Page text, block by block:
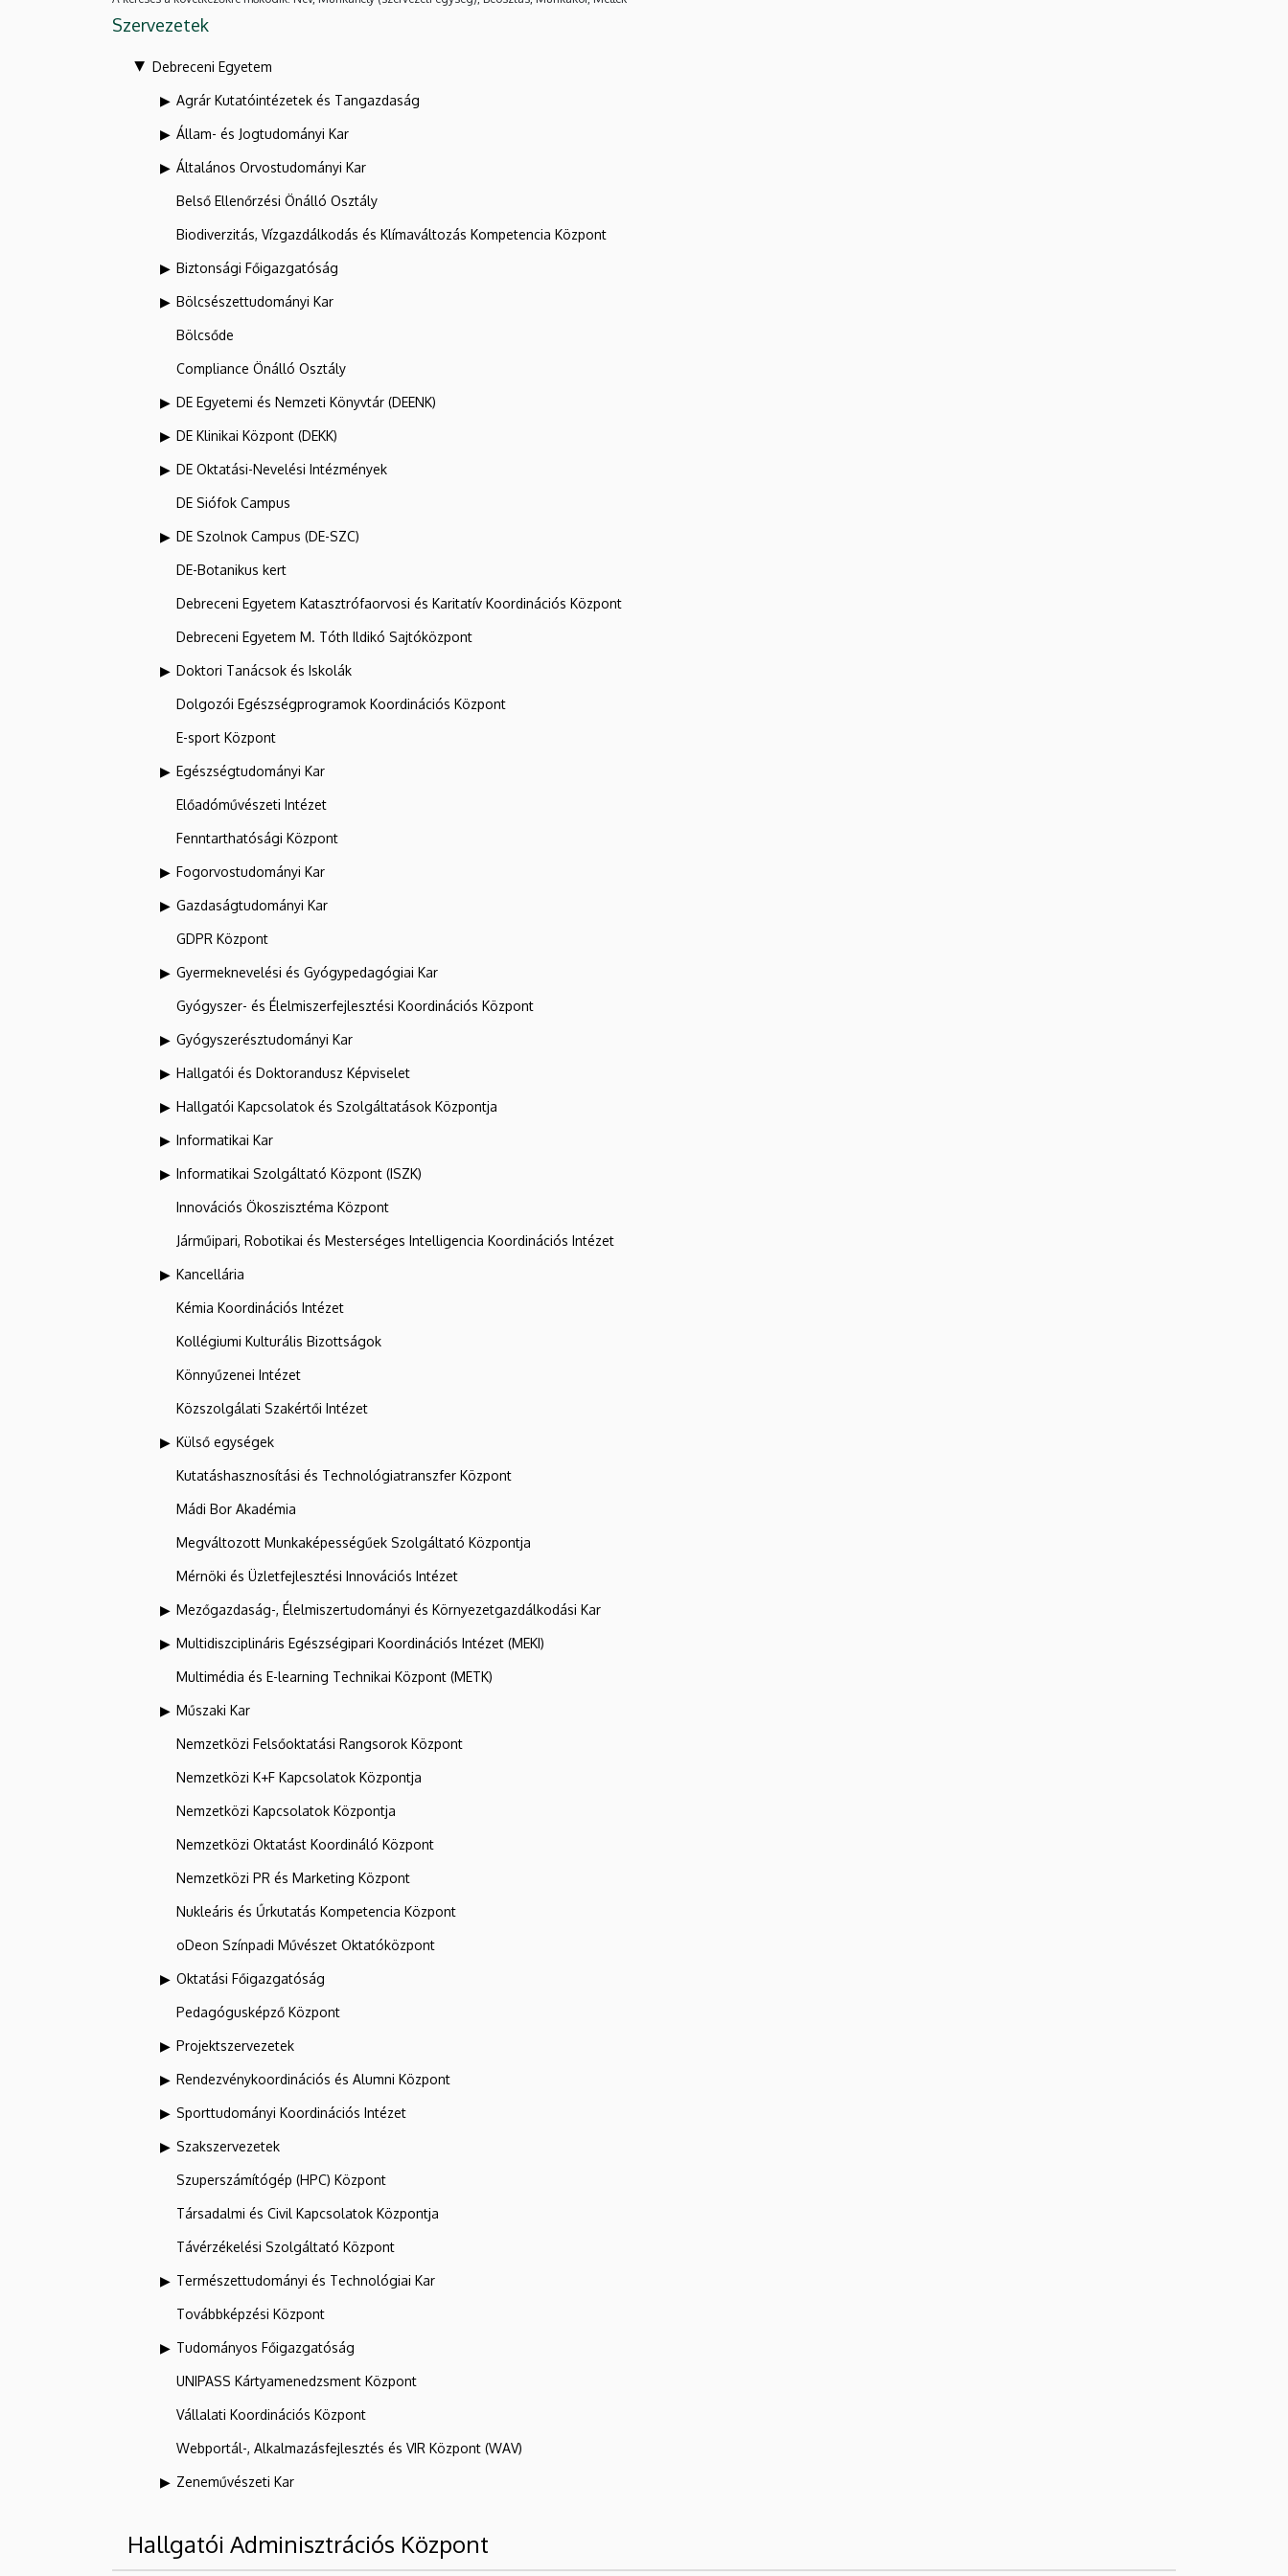
Szervezetek
Debreceni Egyetem
Agrár Kutatóintézetek és Tangazdaság
Állam- és Jogtudományi Kar
Általános Orvostudományi Kar
Belső Ellenőrzési Önálló Osztály
Biodiverzitás, Vízgazdálkodás és Klímaváltozás Kompetencia Központ
Biztonsági Főigazgatóság
Bölcsészettudományi Kar
Bölcsőde
Compliance Önálló Osztály
DE Egyetemi és Nemzeti Könyvtár (DEENK)
DE Klinikai Központ (DEKK)
DE Oktatási-Nevelési Intézmények
DE Siófok Campus
DE Szolnok Campus (DE-SZC)
DE-Botanikus kert
Debreceni Egyetem Katasztrófaorvosi és Karitatív Koordinációs Központ
Debreceni Egyetem M. Tóth Ildikó Sajtóközpont
Doktori Tanácsok és Iskolák
Dolgozói Egészségprogramok Koordinációs Központ
E-sport Központ
Egészségtudományi Kar
Előadóművészeti Intézet
Fenntarthatósági Központ
Fogorvostudományi Kar
Gazdaságtudományi Kar
GDPR Központ
Gyermeknevelési és Gyógypedagógiai Kar
Gyógyszer- és Élelmiszerfejlesztési Koordinációs Központ
Gyógyszerésztudományi Kar
Hallgatói és Doktorandusz Képviselet
Hallgatói Kapcsolatok és Szolgáltatások Központja
Informatikai Kar
Informatikai Szolgáltató Központ (ISZK)
Innovációs Ökoszisztéma Központ
Járműipari, Robotikai és Mesterséges Intelligencia Koordinációs Intézet
Kancellária
Kémia Koordinációs Intézet
Kollégiumi Kulturális Bizottságok
Könnyűzenei Intézet
Közszolgálati Szakértői Intézet
Külső egységek
Kutatáshasznosítási és Technológiatranszfer Központ
Mádi Bor Akadémia
Megváltozott Munkaképességűek Szolgáltató Központja
Mérnöki és Üzletfejlesztési Innovációs Intézet
Mezőgazdaság-, Élelmiszertudományi és Környezetgazdálkodási Kar
Multidiszciplináris Egészségipari Koordinációs Intézet (MEKI)
Multimédia és E-learning Technikai Központ (METK)
Műszaki Kar
Nemzetközi Felsőoktatási Rangsorok Központ
Nemzetközi K+F Kapcsolatok Központja
Nemzetközi Kapcsolatok Központja
Nemzetközi Oktatást Koordináló Központ
Nemzetközi PR és Marketing Központ
Nukleáris és Űrkutatás Kompetencia Központ
oDeon Színpadi Művészet Oktatóközpont
Oktatási Főigazgatóság
Pedagógusképző Központ
Projektszervezetek
Rendezvénykoordinációs és Alumni Központ
Sporttudományi Koordinációs Intézet
Szakszervezetek
Szuperszámítógép (HPC) Központ
Társadalmi és Civil Kapcsolatok Központja
Távérzékelési Szolgáltató Központ
Természettudományi és Technológiai Kar
Továbbképzési Központ
Tudományos Főigazgatóság
UNIPASS Kártyamenedzsment Központ
Vállalati Koordinációs Központ
Webportál-, Alkalmazásfejlesztés és VIR Központ (WAV)
Zeneművészeti Kar
Hallgatói Adminisztrációs Központ